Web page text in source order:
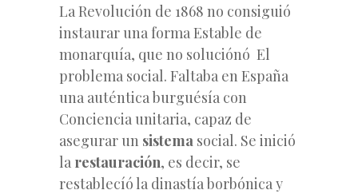
La Revolución de 1868 no consiguió
instaurar una forma Estable de
monarquía, que no soluciónó El
problema social. Faltaba en España
una auténtica burguésía con
Conciencia unitaria, capaz de
asegurar un sistema social. Se inició
la restauración, es decir, se
restablecíó la dinastía borbónica y